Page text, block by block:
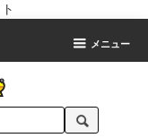
メニュー